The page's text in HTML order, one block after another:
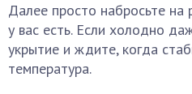
Далее просто набросьте
у вас есть. Если холодно
укрытие и ждите, когда
температура.